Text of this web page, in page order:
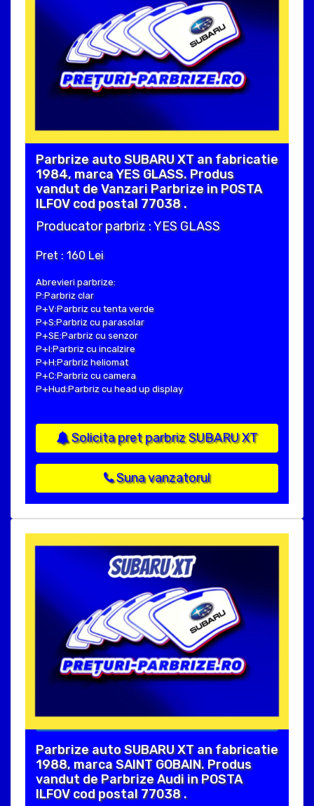
Parbrize auto SUBARU XT an fabricatie
1984, marca YES GLASS. Produs
vandut de Vanzari Parbrize in POSTA
ILFOV cod postal 77038 .
Producator parbriz : YES GLASS
Pret : 160 Lei
Abrevieri parbrize:
P:Parbriz clar
P+V:Parbriz cu tenta verde
P+S:Parbriz cu parasolar
P+SE:Parbriz cu senzor
P+I:Parbriz cu incalzire
P+H:Parbriz heliomat
P+C:Parbriz cu camera
P+Hud:Parbriz cu head up display
Solicita pret parbriz SUBARU XT
Suna vanzatorul
Parbrize auto SUBARU XT an fabricatie
1988, marca SAINT GOBAIN. Produs
vandut de Parbrize Audi in POSTA
ILFOV cod postal 77038 .